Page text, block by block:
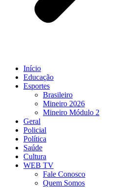
Início
Educação
Esportes
Brasileiro
Mineiro 2026
Mineiro Módulo 2
Geral
Policial
Política
Saúde
Cultura
WEB TV
Fale Conosco
Quem Somos